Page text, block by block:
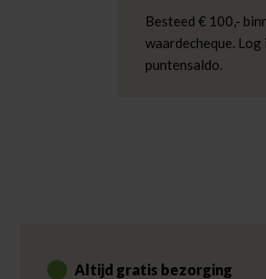
Besteed € 100,-
waardecheque. Log
puntensaldo.
Altijd gratis bezorging